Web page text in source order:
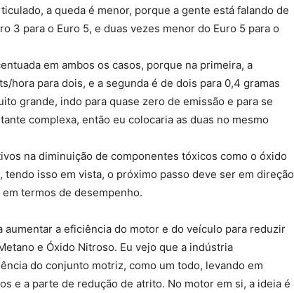
a queda é menor, porque a gente está falando de
3 para o Euro 5, e duas vezes menor do Euro 5 para o
em ambos os casos, porque na primeira, a
hora para dois, e a segunda é de dois para 0,4 gramas
grande, indo para quase zero de emissão e para se
complexa, então eu colocaria as duas no mesmo
na diminuição de componentes tóxicos como o óxido
isso em vista, o próximo passo deve ser em direção
termos de desempenho.
aumentar a eficiência do motor e do veículo para reduzir
e Óxido Nitroso. Eu vejo que a indústria
do conjunto motriz, como um todo, levando em
e a parte de redução de atrito. No motor em si, a ideia é